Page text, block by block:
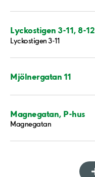
Lyckostigen 3-11, 8-12
Lyckostigen 3-11
Mjölnergatan 11
Magnegatan, P-hus
Magnegatan